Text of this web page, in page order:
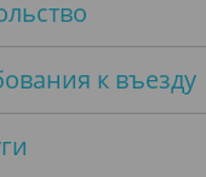
к въезду